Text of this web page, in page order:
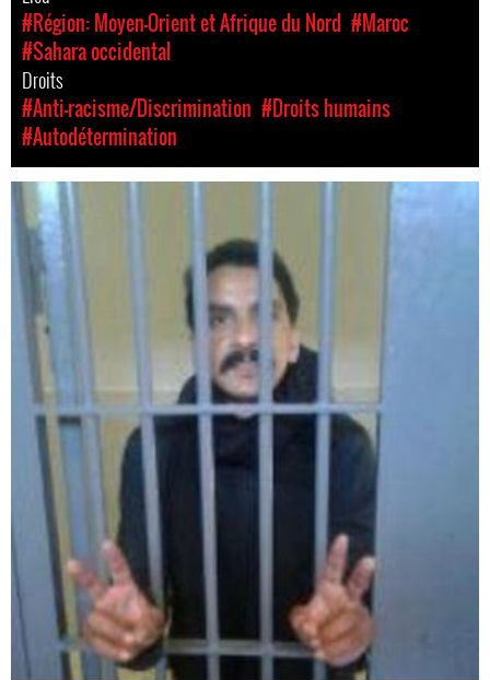
#Région: Moyen-Orient et Afrique du Nord #Maroc
#Sahara occidental
Droits
#Anti-racisme/Discrimination #Droits humains
#Autodétermination